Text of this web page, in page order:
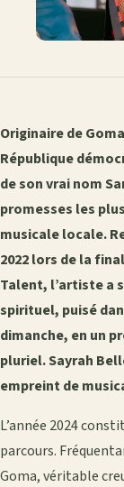
Originaire de
République
de son vrai nom
promesses les
musicale locale.
2022 lors de la
Talent, l’artiste a
spirituel, puisé
dimanche, en un
pluriel. Sayrah
empreint de
L’année 2024
parcours.
Goma, véritable